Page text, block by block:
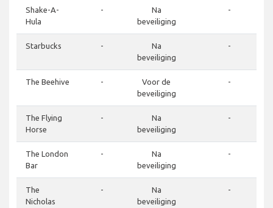
Shake-A-
Hula
-
Na
beveiliging
-
Starbucks -
Na
beveiliging
-
The Beehive -
Voor de
beveiliging
-
The Flying
Horse
-
Na
beveiliging
-
The London
Bar
-
Na
beveiliging
-
The
Nicholas
-
Na
beveiliging
-